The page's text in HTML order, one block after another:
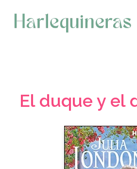
contenido
El duque y el